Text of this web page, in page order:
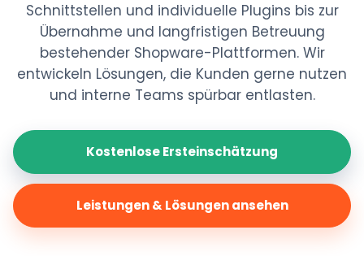
Schnittstellen und individuelle Plugins bis zur
Übernahme und langfristigen Betreuung
bestehender Shopware-Plattformen. Wir
entwickeln Lösungen, die Kunden gerne nutzen
und interne Teams spürbar entlasten.
Kostenlose Ersteinschätzung
Leistungen & Lösungen ansehen